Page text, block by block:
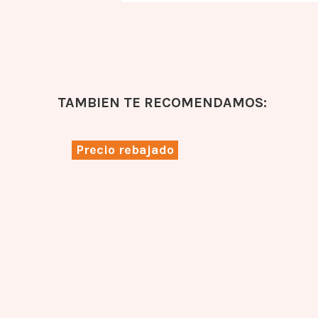
TAMBIEN TE RECOMENDAMOS:
Precio rebajado